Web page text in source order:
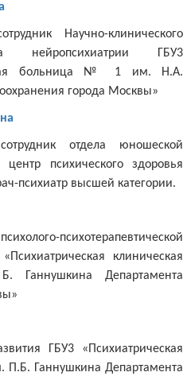
Научно-клинического
нейропсихиатрии ГБУ3
больница № 1 им. Н.А.
города Москвы»
отдела юношеской
психического здоровья
психиатр высшей категории.
психотерапевтической
клиническая
Департамента
ГБУ3 «Психиатрическая
Ганнушкина Департамента